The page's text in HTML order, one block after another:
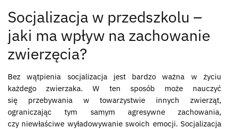
Socjalizacja w przedszkolu –
jaki ma wpływ na zachowanie
zwierzęcia?
Bez wątpienia socjalizacja jest bardzo ważna w życiu
każdego zwierzaka. W ten sposób może nauczyć
się przebywania w towarzystwie innych zwierząt,
ograniczając tym samym agresywne zachowania,
czy niewłaściwe wyładowywanie swoich emocji. Socjalizacja